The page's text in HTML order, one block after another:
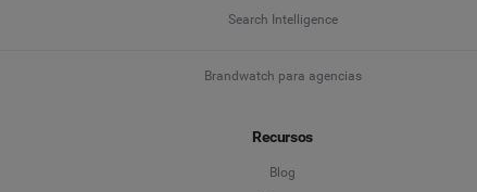
Search Intelligence
Brandwatch para agencias
Recursos
Blog